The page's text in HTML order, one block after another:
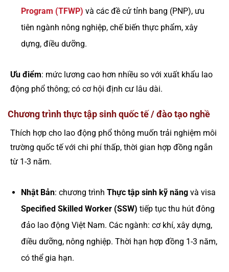
Program (TFWP) và các đề cử tỉnh bang (PNP), ưu
tiên ngành nông nghiệp, chế biến thực phẩm, xây
dựng, điều dưỡng.
Ưu điểm: mức lương cao hơn nhiều so với xuất khẩu lao
động phổ thông; có cơ hội định cư lâu dài.
Chương trình thực tập sinh quốc tế / đào tạo nghề
Thích hợp cho lao động phổ thông muốn trải nghiệm môi
trường quốc tế với chi phí thấp, thời gian hợp đồng ngắn
từ 1-3 năm.
Nhật Bản: chương trình Thực tập sinh kỹ năngvà visa
Specified Skilled Worker (SSW) tiếp tục thu hút đông
đảo lao động Việt Nam. Các ngành: cơ khí, xây dựng,
điều dưỡng, nông nghiệp. Thời hạn hợp đồng 1-3 năm,
có thể gia hạn.